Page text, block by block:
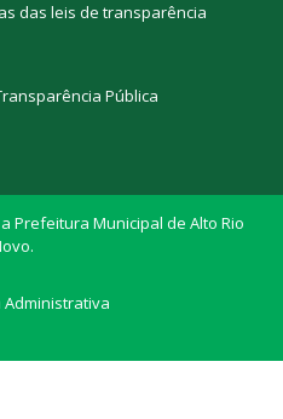
das leis de transparência
Pública
Prefeitura Municipal de Alto Rio
Administrativa